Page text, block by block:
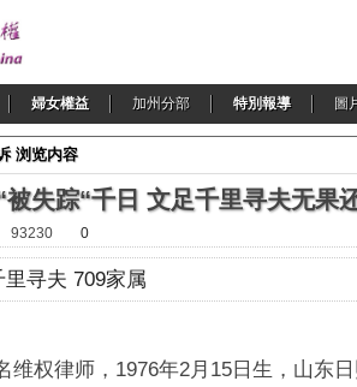
婦女權益 加州分部 特別報導 圖
浏览内容
被失踪“千日 文足千里寻夫无果
93230 0
寻夫 709家属
维权律师，1976年2月15日生，山东